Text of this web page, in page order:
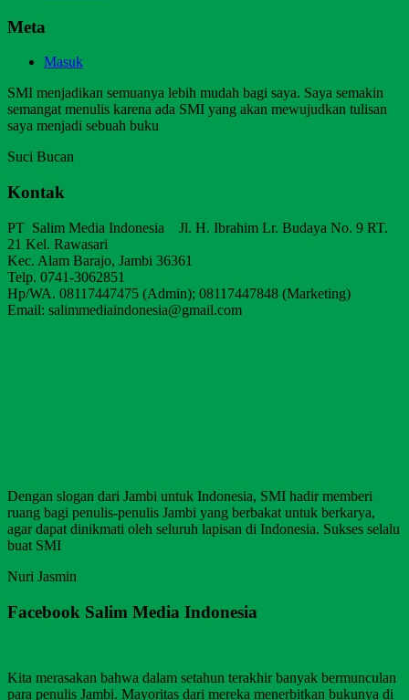
Meta
Masuk
SMI menjadikan semuanya lebih mudah bagi saya. Saya semakin
semangat menulis karena ada SMI yang akan mewujudkan tulisan
saya menjadi sebuah buku
Suci Bucan
Kontak
PT Salim Media Indonesia Jl. H. Ibrahim Lr. Budaya No. 9 RT.
21 Kel. Rawasari
Kec. Alam Barajo, Jambi 36361
Telp. 0741-3062851
Hp/WA. 08117447475 (Admin); 08117447848 (Marketing)
Email: salimmediaindonesia@gmail.com
Dengan slogan dari Jambi untuk Indonesia, SMI hadir memberi
ruang bagi penulis-penulis Jambi yang berbakat untuk berkarya,
agar dapat dinikmati oleh seluruh lapisan di Indonesia. Sukses selalu
buat SMI
Nuri Jasmin
Facebook Salim Media Indonesia
Kita merasakan bahwa dalam setahun terakhir banyak bermunculan
para penulis Jambi. Mayoritas dari mereka menerbitkan bukunya di